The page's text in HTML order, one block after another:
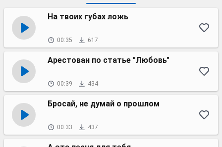
На твоих губах ложь
00:35 617
Арестован по статье "Любовь"
00:39 434
Бросай, не думай о прошлом
00:33 437